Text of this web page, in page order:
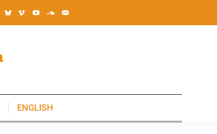
ENGLISH
ENGLISH